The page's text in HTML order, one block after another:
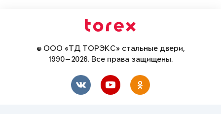
© ООО «ТД ТОРЭКС» стальные двери,
1990—2026. Все права защищены.